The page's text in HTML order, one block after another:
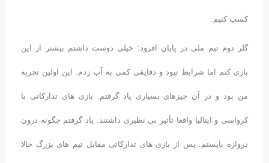
کسب کنیم.
گلر دوم تیم ملی در پایان افزود: خیلی دوست داشتم بیشتر از این
بازی کنم اما شرایط نبود و دقایقی کمی به آب زدم. این اولین تجربه
من بود و در آن چیزهای بسیاری یاد گرفتم. بازی های تدارکاتی با
کرواسی و ایتالیا واقعا تأثیر بی نظیری داشتند. یاد گرفتم چگونه درون
دروازه بایستم. پس از بازی های تدارکاتی مقابل تیم های بزرگ حالا